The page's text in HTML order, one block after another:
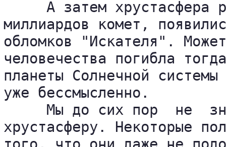
А затем хрустасфера
миллиардов комет,
обломков "Искателя".
человечества погибла
планеты Солнечной
уже бессмысленно.
Мы до сих пор  не
хрустасферу. Некоторые